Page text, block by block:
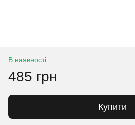
В наявності
485 грн
Купити